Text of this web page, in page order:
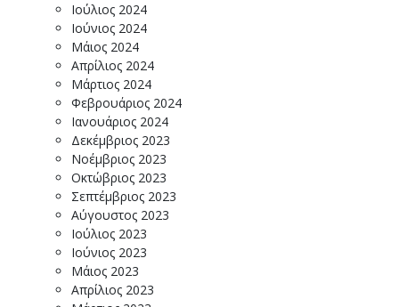
Ιούλιος 2024
Ιούνιος 2024
Μάιος 2024
Απρίλιος 2024
Μάρτιος 2024
Φεβρουάριος 2024
Ιανουάριος 2024
Δεκέμβριος 2023
Νοέμβριος 2023
Οκτώβριος 2023
Σεπτέμβριος 2023
Αύγουστος 2023
Ιούλιος 2023
Ιούνιος 2023
Μάιος 2023
Απρίλιος 2023